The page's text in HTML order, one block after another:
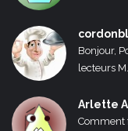
Bonjour,
lecteurs
Arlette
Comment